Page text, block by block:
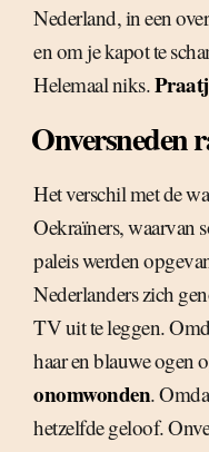
Nederland, in een
en om je kapot te
Helemaal niks.
Onversneden
Het verschil met de
Oekraïners, waarvan
paleis werden
Nederlanders zich
TV uit te leggen.
haar en blauwe ogen
onomwonden.
hetzelfde geloof.